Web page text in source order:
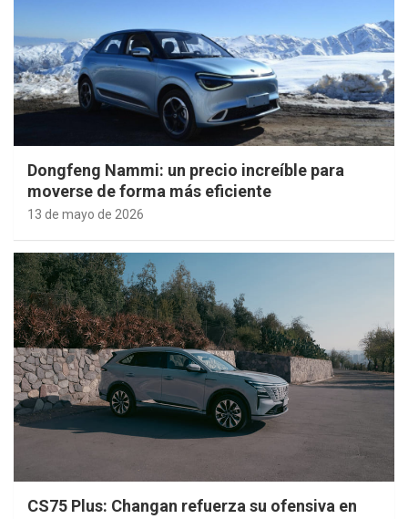
Dongfeng Nammi: un precio increíble para
moverse de forma más eficiente
13 de mayo de 2026
CS75 Plus: Changan refuerza su ofensiva en